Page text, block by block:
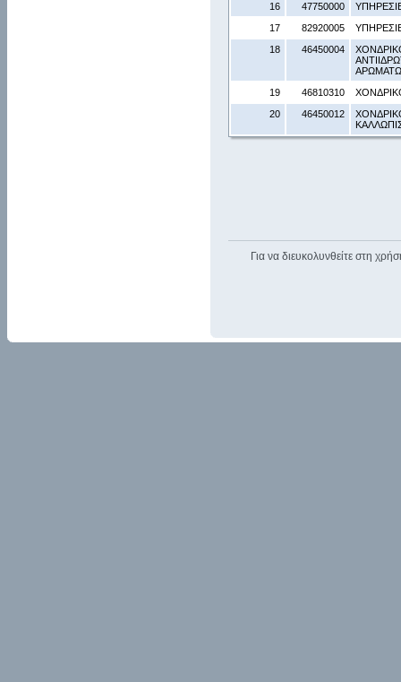
16
47750000
17
82920005
18
46450004
19
46810310
20
46450012
Για να διευκολυνθείτε στη